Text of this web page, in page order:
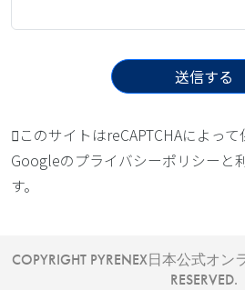
このサイトはreCAPTCHAによって
Googleのプライバシーポリシー と
す。
COPYRIGHT PYRENEX日本公式オン
RESERVED.